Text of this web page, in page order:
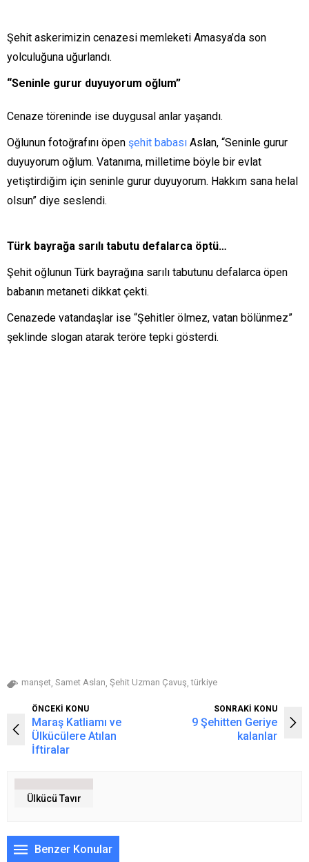
Şehit askerimizin cenazesi memleketi Amasya’da son
yolculuğuna uğurlandı.
“Seninle gurur duyuyorum oğlum”
Cenaze töreninde ise duygusal anlar yaşandı.
Oğlunun fotoğrafını öpen şehit babası Aslan, “Seninle gurur
duyuyorum oğlum. Vatanıma, milletime böyle bir evlat
yetiştirdiğim için seninle gurur duyuyorum. Hakkım sana helal
olsun” diye seslendi.
Türk bayrağa sarılı tabutu defalarca öptü…
Şehit oğlunun Türk bayrağına sarılı tabutunu defalarca öpen
babanın metaneti dikkat çekti.
Cenazede vatandaşlar ise “Şehitler ölmez, vatan bölünmez”
şeklinde slogan atarak teröre tepki gösterdi.
manşet, Samet Aslan, Şehit Uzman Çavuş,türkiye
ÖNCEKİ KONU
Maraş Katliamı ve
Ülkücülere Atılan
İftiralar
SONRAKİ KONU
9 Şehitten Geriye
kalanlar
Ülkücü Tavır
Benzer Konular